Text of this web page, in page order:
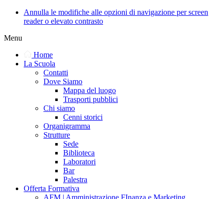
Annulla le modifiche alle opzioni di navigazione per screen
reader o elevato contrasto
Menu
Home
La Scuola
Contatti
Dove Siamo
Mappa del luogo
Trasporti pubblici
Chi siamo
Cenni storici
Organigramma
Strutture
Sede
Biblioteca
Laboratori
Bar
Palestra
Offerta Formativa
AFM | Amministrazione FInanza e Marketing